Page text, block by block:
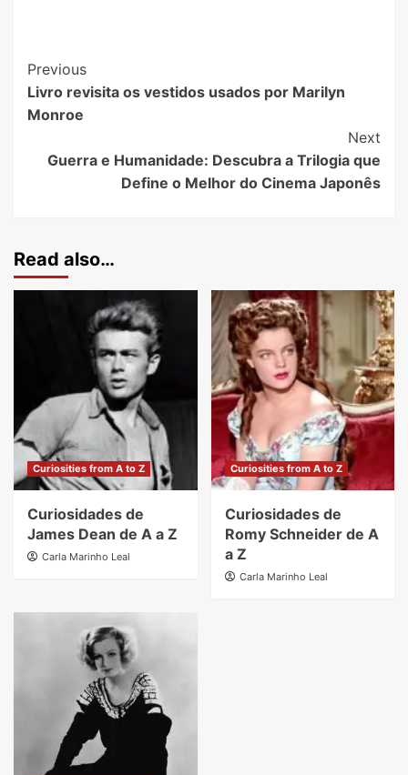
Previous
Livro revisita os vestidos usados por Marilyn
Monroe
Next
Guerra e Humanidade: Descubra a Trilogia que
Define o Melhor do Cinema Japonês
Read also…
Curiosities from A to Z
Curiosidades de
James Dean de A a Z
Carla Marinho Leal
Curiosities from A to Z
Curiosidades de
Romy Schneider de A
a Z
Carla Marinho Leal